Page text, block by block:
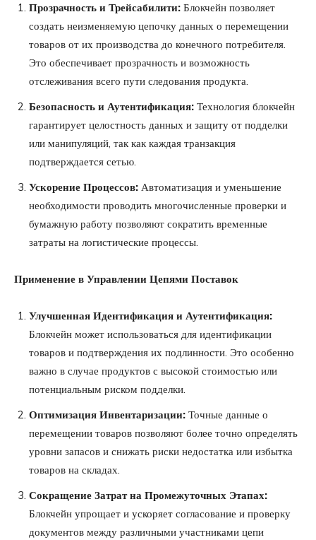
Прозрачность и Трейсабилити: Блокчейн позволяет
создать неизменяемую цепочку данных о перемещении
товаров от их производства до конечного потребителя.
Это обеспечивает прозрачность и возможность
отслеживания всего пути следования продукта.
Безопасность и Аутентификация: Технология блокчейн
гарантирует целостность данных и защиту от подделки
или манипуляций, так как каждая транзакция
подтверждается сетью.
Ускорение Процессов: Автоматизация и уменьшение
необходимости проводить многочисленные проверки и
бумажную работу позволяют сократить временные
затраты на логистические процессы.
Применение в Управлении Цепями Поставок
Улучшенная Идентификация и Аутентификация:
Блокчейн может использоваться для идентификации
товаров и подтверждения их подлинности. Это особенно
важно в случае продуктов с высокой стоимостью или
потенциальным риском подделки.
Оптимизация Инвентаризации: Точные данные о
перемещении товаров позволяют более точно определять
уровни запасов и снижать риски недостатка или избытка
товаров на складах.
Сокращение Затрат на Промежуточных Этапах:
Блокчейн упрощает и ускоряет согласование и проверку
документов между различными участниками цепи